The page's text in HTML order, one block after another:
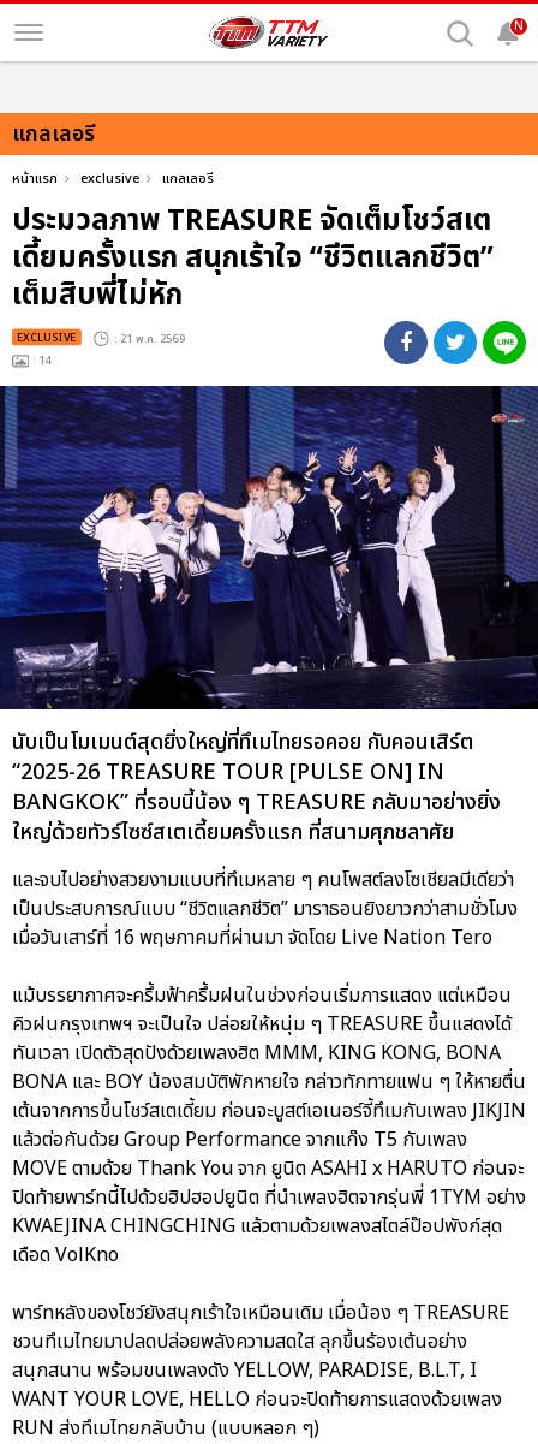
N
แกลเลอรี
หน้าแรก exclusive แกลเลอรี
ประมวลภาพ TREASURE จัดเต็มโชว์สเต
เดี้ยมครั้งแรก สนุกเร้าใจ “ชีวิตแลกชีวิต”
เต็มสิบพี่ไม่หัก
EXCLUSIVE : 21 พ.ค. 2569
: 14
นับเป็นโมเมนต์สุดยิ่งใหญ่ที่ทึเมไทยรอคอย กับคอนเสิร์ต
“2025-26 TREASURE TOUR [PULSE ON] IN
BANGKOK” ที่รอบนี้น้อง ๆ TREASURE กลับมาอย่างยิ่ง
ใหญ่ด้วยทัวร์ไซซ์สเตเดี้ยมครั้งแรก ที่สนามศุภชลาศัย
และจบไปอย่างสวยงามแบบที่ทึเมหลาย ๆ คนโพสต์ลงโซเชียลมีเดียว่า
เป็นประสบการณ์แบบ “ชีวิตแลกชีวิต” มาราธอนยิงยาวกว่าสามชั่วโมง
เมื่อวันเสาร์ที่ 16 พฤษภาคมที่ผ่านมา จัดโดย Live Nation Tero
แม้บรรยากาศจะครึ้มฟ้าครึ้มฝนในช่วงก่อนเริ่มการแสดง แต่เหมือน
คิวฝนกรุงเทพฯ จะเป็นใจ ปล่อยให้หนุ่ม ๆ TREASURE ขึ้นแสดงได้
ทันเวลา เปิดตัวสุดปังด้วยเพลงฮิต MMM, KING KONG, BONA
BONA และ BOY น้องสมบัติพักหายใจ กล่าวทักทายแฟน ๆ ให้หายตื่น
เต้นจากการขึ้นโชว์สเตเดี้ยม ก่อนจะบูสต์เอเนอร์จี้ทึเมกับเพลง JIKJIN
แล้วต่อกันด้วย Group Performance จากแก๊ง T5 กับเพลง
MOVE ตามด้วย Thank You จาก ยูนิต ASAHI x HARUTO ก่อนจะ
ปิดท้ายพาร์ทนี้ไปด้วยฮิปฮอปยูนิต ที่นำเพลงฮิตจากรุ่นพี่ 1TYM อย่าง
KWAEJINA CHINGCHING แล้วตามด้วยเพลงสไตล์ป๊อปพังก์สุด
เดือด VolKno
พาร์ทหลังของโชว์ยังสนุกเร้าใจเหมือนเดิม เมื่อน้อง ๆ TREASURE
ชวนทึเมไทยมาปลดปล่อยพลังความสดใส ลุกขึ้นร้องเต้นอย่าง
สนุกสนาน พร้อมขนเพลงดัง YELLOW, PARADISE, B.L.T, I
WANT YOUR LOVE, HELLO ก่อนจะปิดท้ายการแสดงด้วยเพลง
RUN ส่งทึเมไทยกลับบ้าน (แบบหลอก ๆ)